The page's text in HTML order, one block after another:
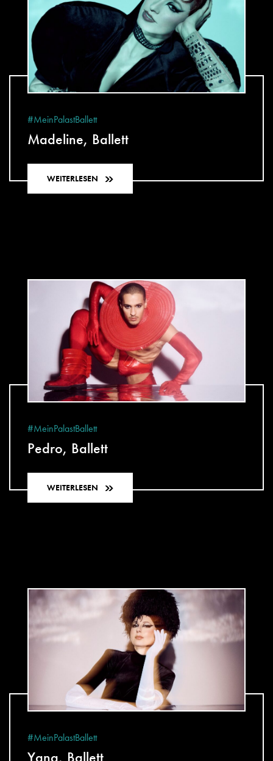
#MeinPalastBallett
Madeline, Ballett
WEITERLESEN
#MeinPalastBallett
Pedro, Ballett
WEITERLESEN
#MeinPalastBallett
Yana, Ballett